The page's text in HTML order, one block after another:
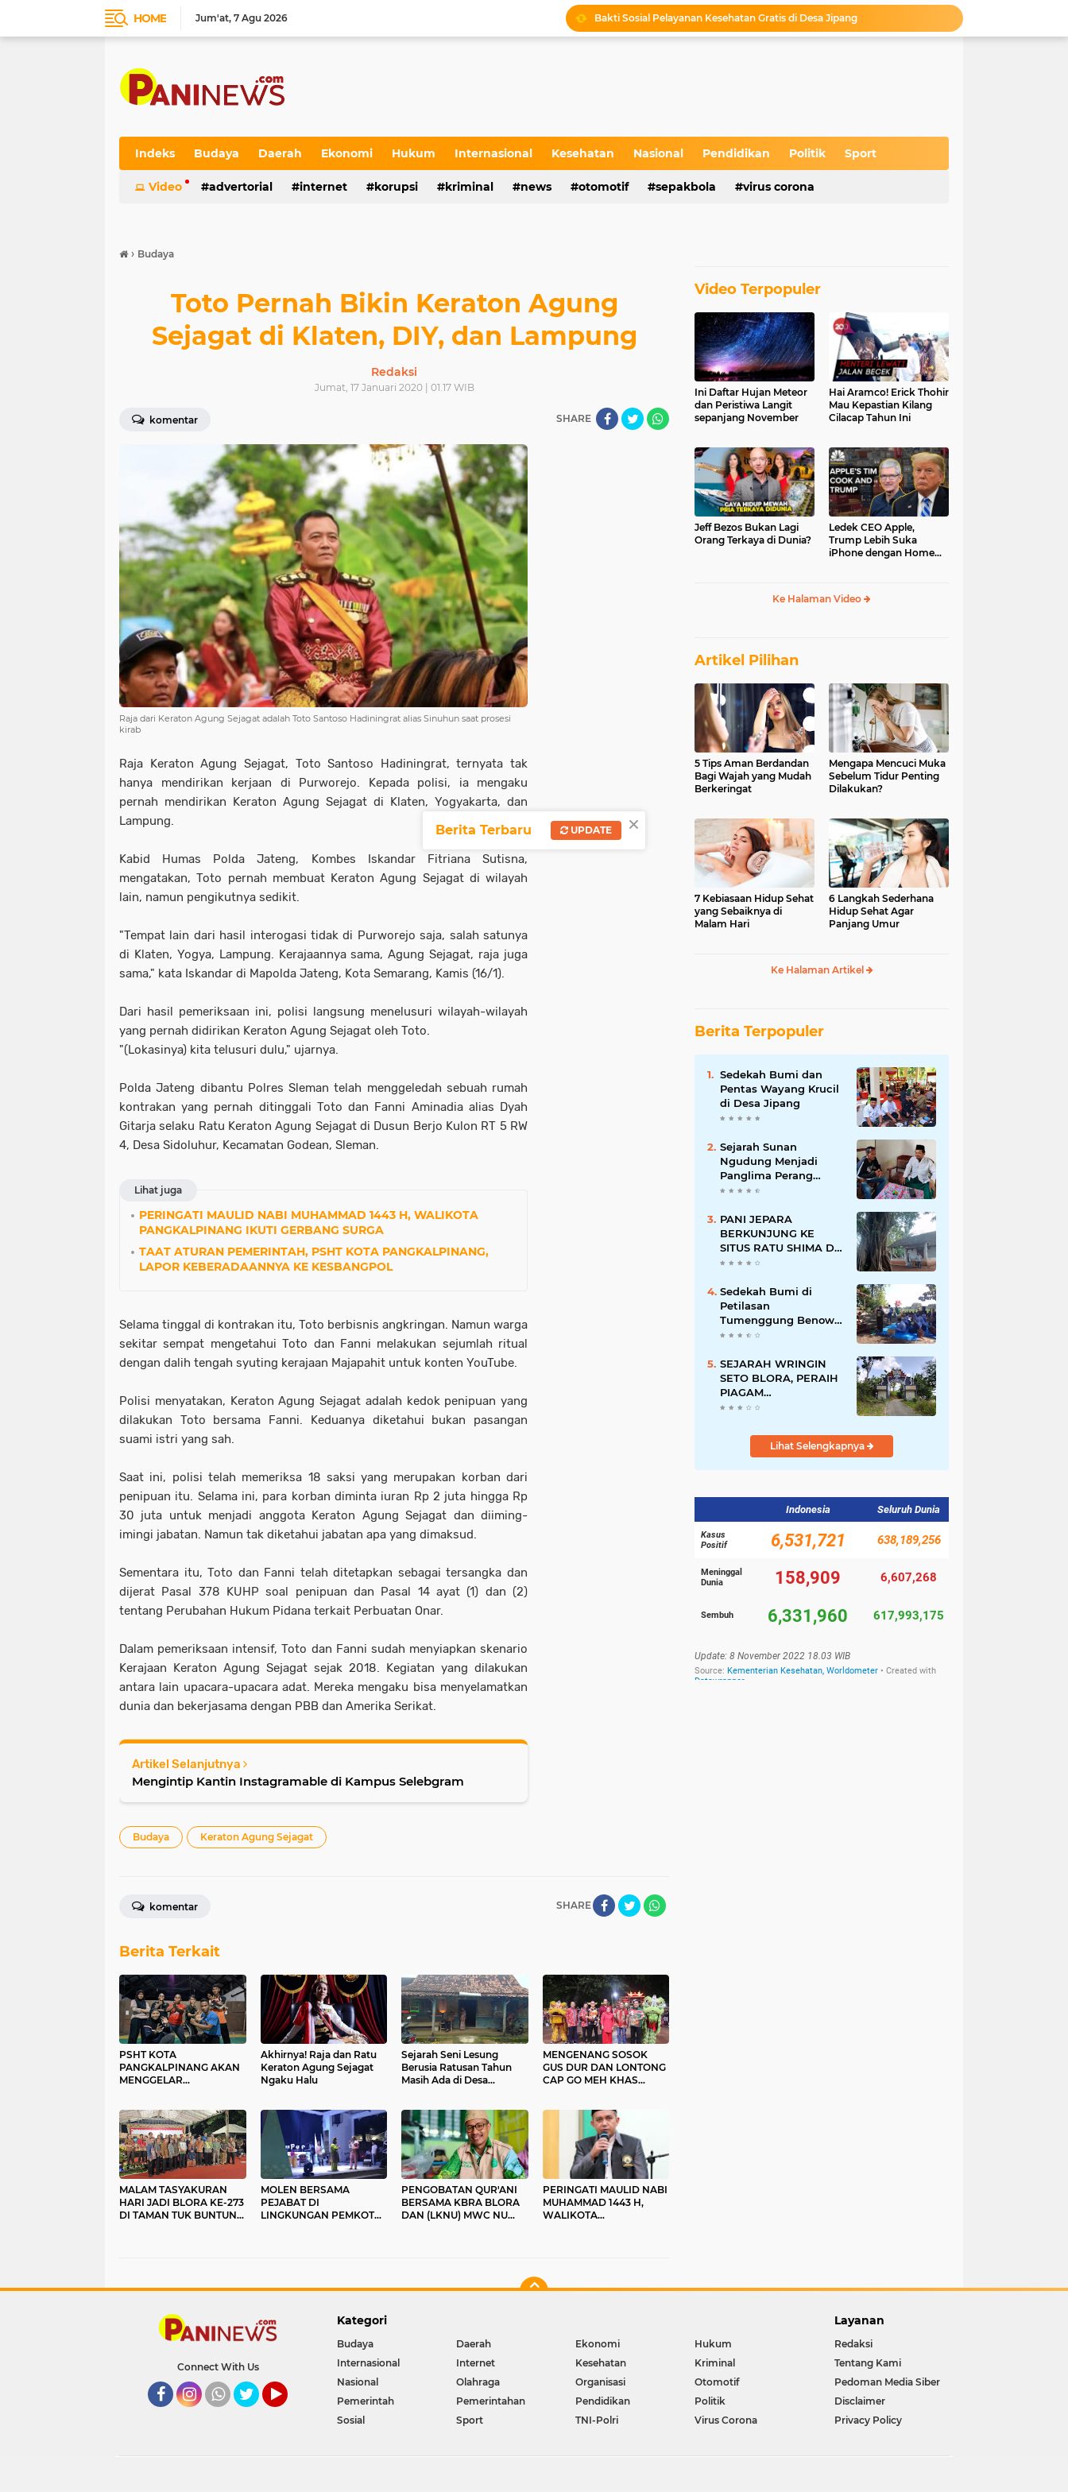
HOME Jum'at 7 Agu 2026
Sejarah Sunan Pojok di Kabupaten Blora
Kabid LLAJ Blora : Bus Sekolah Tinggal Menunggu Pengesahan
Sedekah Bumi dan Pentas Wayang Krucil di Desa Jipang
Sedekah Bumi di Petilasan Tumenggung Benowo Desa Panolan
Bakti Sosial Pelayanan Kesehatan Gratis di Desa Jipang
Indeks Budaya Daerah Ekonomi Hukum Internasional Kesehatan Nasional Pendidikan Politik Sport
Video advertorial internet korupsi kriminal news otomotif sepakbola virus corona
› Budaya
Toto Pernah Bikin Keraton Agung
Sejagat di Klaten, DIY, dan Lampung
Redaksi
Jumat, 17 Januari 2020 | 01.17 WIB
komentar SHARE
Raja dari Keraton Agung Sejagat adalah Toto Santoso Hadiningrat alias Sinuhun saat prosesi
kirab
Raja Keraton Agung Sejagat, Toto Santoso Hadiningrat, ternyata tak
hanya mendirikan kerjaan di Purworejo. Kepada polisi, ia mengaku
pernah mendirikan Keraton Agung Sejagat di Klaten, Yogyakarta, dan
Lampung.
Kabid Humas Polda Jateng, Kombes Iskandar Fitriana Sutisna,
mengatakan, Toto pernah membuat Keraton Agung Sejagat di wilayah
lain, namun pengikutnya sedikit.
"Tempat lain dari hasil interogasi tidak di Purworejo saja, salah satunya
di Klaten, Yogya, Lampung. Kerajaannya sama, Agung Sejagat, raja juga
sama," kata Iskandar di Mapolda Jateng, Kota Semarang, Kamis (16/1).
Dari hasil pemeriksaan ini, polisi langsung menelusuri wilayah-wilayah
yang pernah didirikan Keraton Agung Sejagat oleh Toto.
"(Lokasinya) kita telusuri dulu," ujarnya.
Polda Jateng dibantu Polres Sleman telah menggeledah sebuah rumah
kontrakan yang pernah ditinggali Toto dan Fanni Aminadia alias Dyah
Gitarja selaku Ratu Keraton Agung Sejagat di Dusun Berjo Kulon RT 5 RW
4, Desa Sidoluhur, Kecamatan Godean, Sleman.
Lihat juga
PERINGATI MAULID NABI MUHAMMAD 1443 H, WALIKOTA
PANGKALPINANG IKUTI GERBANG SURGA
TAAT ATURAN PEMERINTAH, PSHT KOTA PANGKALPINANG,
LAPOR KEBERADAANNYA KE KESBANGPOL
Selama tinggal di kontrakan itu, Toto berbisnis angkringan. Namun warga
sekitar sempat mengetahui Toto dan Fanni melakukan sejumlah ritual
dengan dalih tengah syuting kerajaan Majapahit untuk konten YouTube.
Polisi menyatakan, Keraton Agung Sejagat adalah kedok penipuan yang
dilakukan Toto bersama Fanni. Keduanya diketahui bukan pasangan
suami istri yang sah.
Saat ini, polisi telah memeriksa 18 saksi yang merupakan korban dari
penipuan itu. Selama ini, para korban diminta iuran Rp 2 juta hingga Rp
30 juta untuk menjadi anggota Keraton Agung Sejagat dan diiming-
imingi jabatan. Namun tak diketahui jabatan apa yang dimaksud.
Sementara itu, Toto dan Fanni telah ditetapkan sebagai tersangka dan
dijerat Pasal 378 KUHP soal penipuan dan Pasal 14 ayat (1) dan (2)
tentang Perubahan Hukum Pidana terkait Perbuatan Onar.
Dalam pemeriksaan intensif, Toto dan Fanni sudah menyiapkan skenario
Kerajaan Keraton Agung Sejagat sejak 2018. Kegiatan yang dilakukan
antara lain upacara-upacara adat. Mereka mengaku bisa menyelamatkan
dunia dan bekerjasama dengan PBB dan Amerika Serikat.
Artikel Selanjutnya
Mengintip Kantin Instagramable di Kampus Selebgram
Budaya Keraton Agung Sejagat
SHARE
komentar
Berita Terkait
PSHT KOTA
PANGKALPINANG AKAN
MENGGELAR
Akhirnya! Raja dan Ratu
Keraton Agung Sejagat
Ngaku Halu
Sejarah Seni Lesung
Berusia Ratusan Tahun
Masih Ada di Desa
MENGENANG SOSOK
GUS DUR DAN LONTONG
CAP GO MEH KHAS
MALAM TASYAKURAN
HARI JADI BLORA KE-273
DI TAMAN TUK BUNTUNG
MOLEN BERSAMA
PEJABAT DI
LINGKUNGAN PEMKOT
PENGOBATAN QUR'ANI
BERSAMA KBRA BLORA
DAN (LKNU) MWC NU
PERINGATI MAULID NABI
MUHAMMAD 1443 H,
WALIKOTA
Video Terpopuler
Ini Daftar Hujan Meteor
dan Peristiwa Langit
sepanjang November
Hai Aramco! Erick Thohir
Mau Kepastian Kilang
Cilacap Tahun Ini
Jeff Bezos Bukan Lagi
Orang Terkaya di Dunia?
Ledek CEO Apple,
Trump Lebih Suka
iPhone dengan Home
Ke Halaman Video
Artikel Pilihan
5 Tips Aman Berdandan
Bagi Wajah yang Mudah
Berkeringat
Mengapa Mencuci Muka
Sebelum Tidur Penting
Dilakukan?
7 Kebiasaan Hidup Sehat
yang Sebaiknya di
Malam Hari
6 Langkah Sederhana
Hidup Sehat Agar
Panjang Umur
Ke Halaman Artikel
Berita Terpopuler
Sedekah Bumi dan
Pentas Wayang Krucil
di Desa Jipang
Sejarah Sunan
Ngudung Menjadi
Panglima Perang
Kerajaan Demak
PANI JEPARA
BERKUNJUNG KE
SITUS RATU SHIMA DI
DESA KECAPI
Sedekah Bumi di
Petilasan
Tumenggung Benowo
Desa Panolan
SEJARAH WRINGIN
SETO BLORA, PERAIH
PIAGAM
PENGHARGAAN
LINGKUNGAN DARI
GUBERNURLihat Selengkapnya
Connect With Us
Kategori
Budaya Daerah Ekonomi
Hukum
Internasional
Internet Kesehatan
Kriminal
Nasional
Olahraga Organisasi
Otomotif
Pemerintah
Pemerintahan Pendidikan
Politik
Sosial
Sport TNI-Polri Virus Corona
Layanan
Redaksi
Tentang Kami
Pedoman Media Siber
Disclaimer
Privacy Policy
×
Berita Terbaru UPDATE